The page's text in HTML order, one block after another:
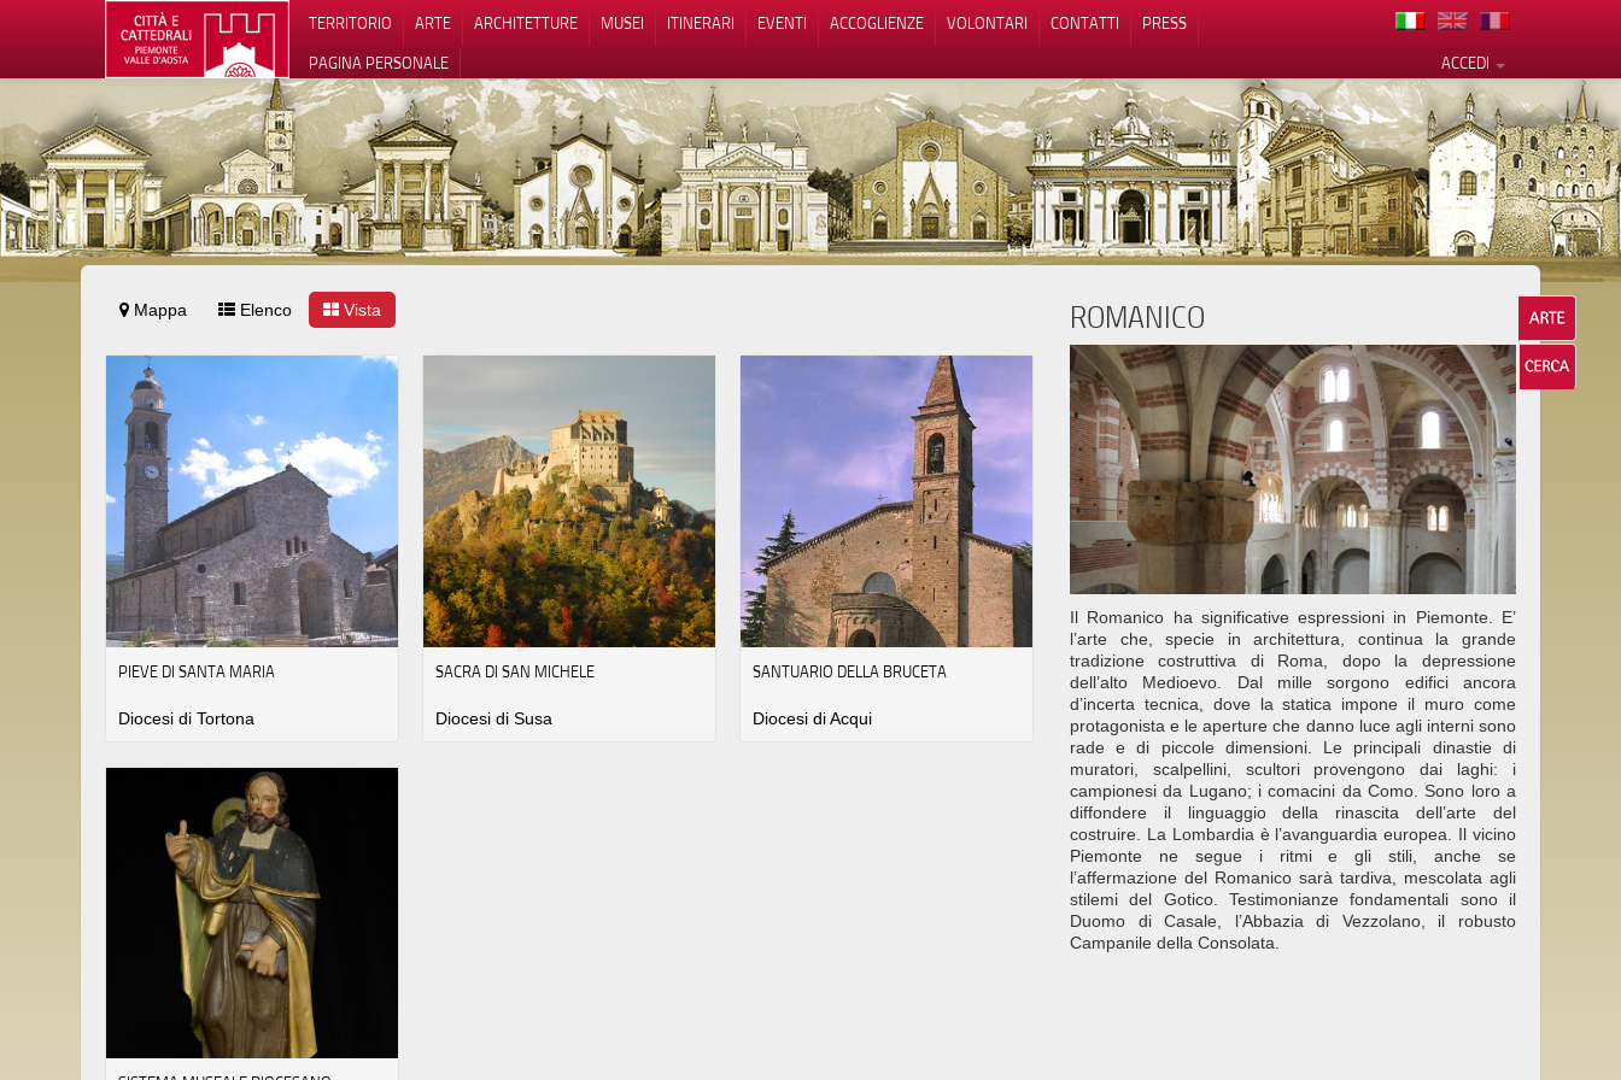
TERRITORIO ARTE ARCHITETTURE MUSEI ITINERARI EVENTI ACCOGLIENZE VOLONTARI CONTATTI
PRESS
ACCEDI
PAGINA PERSONALE
Mappa Elenco Vista
PIEVE DI SANTA MARIA
Diocesi di Tortona
SACRA DI SAN MICHELE
Diocesi di Susa
SANTUARIO DELLA BRUCETA
Diocesi di Acqui
ROMANICO
Il Romanico ha significative espressioni in Piemonte. E’
l’arte che, specie in architettura, continua la grande
tradizione costruttiva di Roma, dopo la depressione
dell’alto Medioevo. Dal mille sorgono edifici ancora
d’incerta tecnica, dove la statica impone il muro come
protagonista e le aperture che danno luce agli interni sono
rade e di piccole dimensioni. Le principali dinastie di
muratori, scalpellini, scultori provengono dai laghi: i
campionesi da Lugano; i comacini da Como. Sono loro a
diffondere il linguaggio della rinascita dell’arte del
costruire. La Lombardia è l’avanguardia europea. Il vicino
Piemonte ne segue i ritmi e gli stili, anche se
l’affermazione del Romanico sarà tardiva, mescolata agli
stilemi del Gotico. Testimonianze fondamentali sono il
Duomo di Casale, l’Abbazia di Vezzolano, il robusto
Campanile della Consolata.
Le tue preferenze relative alla privacy